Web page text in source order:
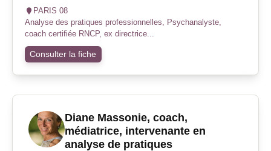
PARIS 08
Analyse des pratiques professionnelles, Psychanalyste,
coach certifiée RNCP, ex directrice...
Consulter la fiche
Diane Massonie, coach,
médiatrice, intervenante en
analyse de pratiques